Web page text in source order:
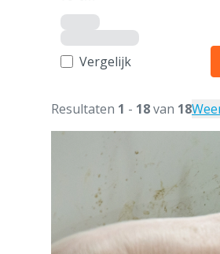
Vergelijk
Resultaten 1 - 18van 18